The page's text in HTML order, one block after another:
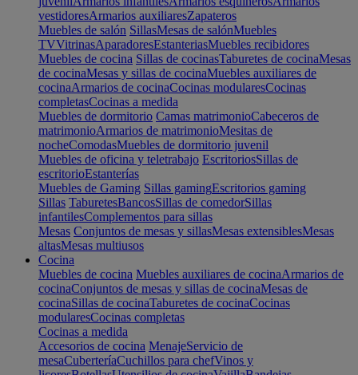
vestidoresArmarios auxiliaresZapateros
Muebles de salón SillasMesas de salónMuebles
TVVitrinasAparadoresEstanteriasMuebles recibidores
Muebles de cocina Sillas de cocinasTaburetes de cocinaMesas
de cocinaMesas y sillas de cocinaMuebles auxiliares de
cocinaArmarios de cocinaCocinas modularesCocinas
completasCocinas a medida
Muebles de dormitorio Camas matrimonioCabeceros de
matrimonioArmarios de matrimonioMesitas de
nocheComodasMuebles de dormitorio juvenil
Muebles de oficina y teletrabajo EscritoriosSillas de
escritorioEstanterías
Muebles de Gaming Sillas gamingEscritorios gaming
Sillas TaburetesBancosSillas de comedorSillas
infantilesComplementos para sillas
Mesas Conjuntos de mesas y sillasMesas extensiblesMesas
altasMesas multiusos
Cocina
Muebles de cocina Muebles auxiliares de cocinaArmarios de
cocinaConjuntos de mesas y sillas de cocinaMesas de
cocinaSillas de cocinaTaburetes de cocinaCocinas
modularesCocinas completas
Cocinas a medida
Accesorios de cocina MenajeServicio de
mesaCuberteríaCuchillos para chefVinos y